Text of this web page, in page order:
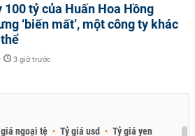
100 tỷ của Huấn Hoa Hồng
‘biến mất’, một công ty khác
3 giờ trước
ngoại tệ Tỷ giá usd Tỷ giá yen